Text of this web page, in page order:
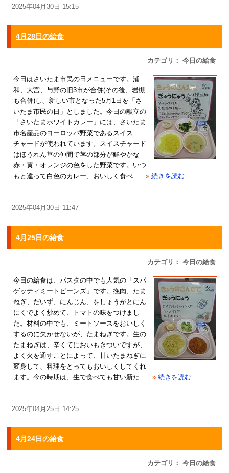
2025年04月30日 15:15
4月28日の給食
カテゴリ： 今日の給食
今日はさいたま市民の日メニューです。浦
和、大宮、与野の旧3市が合併(その後、岩槻
も合併)し、新しい市となった5月1日を「さ
いたま市民の日」としました。今日の献立の
「さいたまホワイトカレー」には、さいたま
市名産品のヨーロッパ野菜であるスイス
チャードが使われています。スイスチャード
はほうれん草の仲間で茎の部分が鮮やかな
赤・黄・オレンジの色をした野菜です。いつ
もと違って白色のカレー、おいしく食べ...
» 続きを読む
2025年04月30日 11:47
4月25日の給食
カテゴリ： 今日の給食
今日の給食は、パスタの中でも人気の「スパ
ゲッティミートビーンズ」です。挽肉、たま
ねぎ、だいず、にんじん、をしょうがとにん
にくでよく炒めて、トマトの味をつけまし
た。材料の中でも、ミートソースをおいしく
するのに欠かせないが、たまねぎです。生の
たまねぎは、辛くてにおいもきついですが、
よく火を通すことによって、甘いたまねぎに
変身して、料理をとってもおいしくしてくれ
ます。今の時期は、生で食べても甘い新た...
» 続きを読む
2025年04月25日 14:25
4月24日の給食
カテゴリ： 今日の給食